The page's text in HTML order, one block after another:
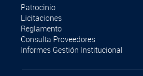
Patrocinio
Licitaciones
Reglamento
Consulta Proveedores
Informes Gestión Institucional